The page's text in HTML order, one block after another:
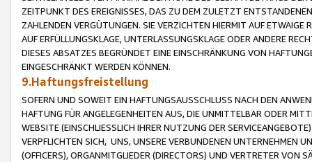
ZEITPUNKT DES EREIGNISSES, DAS ZU DEM ZULETZT
ZAHLENDEN VERGÜTUNGEN. SIE VERZICHTEN HIERMIT AUF
AUF ERFÜLLUNGSKLAGE, UNTERLASSUNGSKLAGE ODER ANDERE
DIESES ABSATZES BEGRÜNDET EINE EINSCHRÄNKUNG VON
EINGESCHRÄNKT WERDEN KÖNNEN.
9.Haftungsfreistellung
SOFERN UND SOWEIT EIN HAFTUNGSAUSSCHLUSS NACH DEN
HAFTUNG FÜR ANGELEGENHEITEN AUS, DIE UNMITTELBAR ODER
WEBSITE (EINSCHLIESSLICH IHRER NUTZUNG DER
VERPFLICHTEN SICH, UNS, UNSERE VERBUNDENEN UNTERNEHMEN
(OFFICERS), ORGANMITGLIEDER (DIRECTORS) UND VERTRETER VON